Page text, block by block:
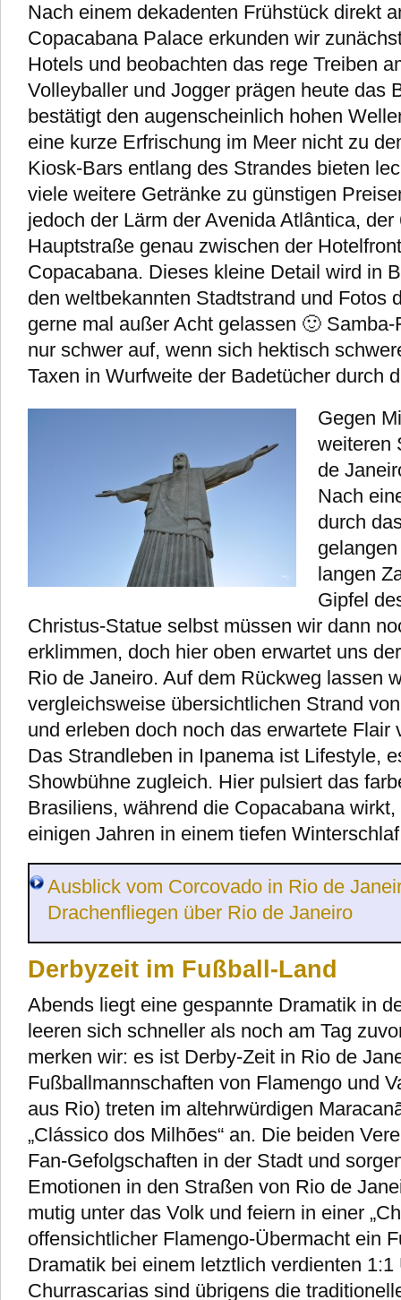
Nach einem dekadenten Frühstück direkt
Copacabana Palace erkunden wir
Hotels und beobachten das rege Treiben
Volleyballer und Jogger prägen heute das
bestätigt den augenscheinlich hohen
eine kurze Erfrischung im Meer nicht zu
Kiosk-Bars entlang des Strandes bieten
viele weitere Getränke zu günstigen
jedoch der Lärm der Avenida Atlântica, der
Hauptstraße genau zwischen der
Copacabana. Dieses kleine Detail wird in
den weltbekannten Stadtstrand und Fotos
gerne mal außer Acht gelassen 🙂
nur schwer auf, wenn sich hektisch
Taxen in Wurfweite der Badetücher durch
Gegen
weiteren
de
Nach
durch
langen
Gipfel
Christus-Statue selbst müssen wir dann
erklimmen, doch hier oben erwartet uns
Rio de Janeiro. Auf dem Rückweg lassen
vergleichsweise übersichtlichen Strand
und erleben doch noch das erwartete Flair
Das Strandleben in Ipanema ist Lifestyle,
Showbühne zugleich. Hier pulsiert das
Brasiliens, während die Copacabana
einigen Jahren in einem tiefen
Ausblick vom Corcovado in Rio de
Drachenfliegen über Rio de Janeiro
Derbyzeit im Fußball-Land
Abends liegt eine gespannte Dramatik in
leeren sich schneller als noch am Tag
merken wir: es ist Derby-Zeit in Rio de
Fußballmannschaften von Flamengo und
aus Rio) treten im altehrwürdigen
„Clássico dos Milhões“ an. Die beiden
Fan-Gefolgschaften in der Stadt und
Emotionen in den Straßen von Rio de
mutig unter das Volk und feiern in einer
offensichtlicher Flamengo-Übermacht ein
Dramatik bei einem letztlich verdienten
Churrascarias sind übrigens die